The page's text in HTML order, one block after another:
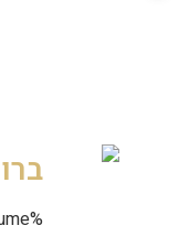
%volume%